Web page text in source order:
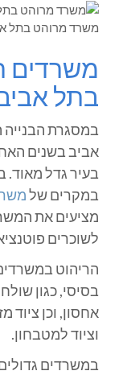
משרד מרוהט בתל
משרדים
בתל
במסגרת
אביב בשנים
בעיר גדל מאוד.
במקרים של
מציעים את
לשוכרים
הריהוט
בסיסי, כגון
אחסון, וכן ציוד
וציוד למטבחון.
במשרדים